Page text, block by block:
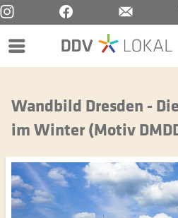
Menü
Wandbild Dresden -
im Winter (Motiv